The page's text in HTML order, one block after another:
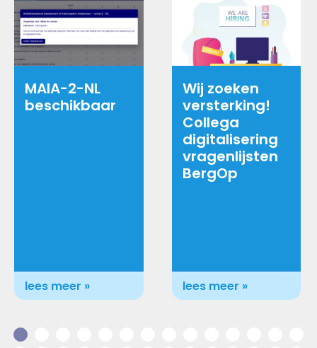
MAIA-2-NL
beschikbaar
lees meer »
Wij zoeken
versterking!
Collega
digitalisering
vragenlijsten
BergOp
lees meer »